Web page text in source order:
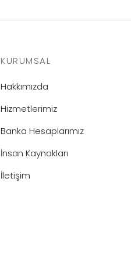
KURUMSAL
Hakkımızda
Hizmetlerimiz
Banka Hesaplarımız
İnsan Kaynakları
İletişim